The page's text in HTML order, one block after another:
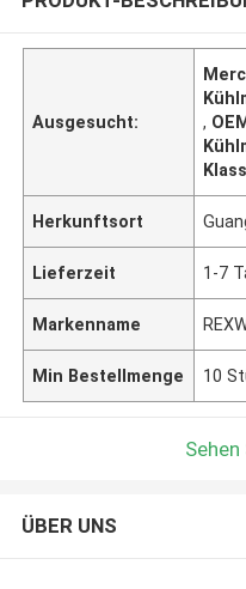
Ausgesucht:
,
Herkunftsort
Lieferzeit 1-7
Markenname
Min Bestellmenge 10
ÜBER UNS